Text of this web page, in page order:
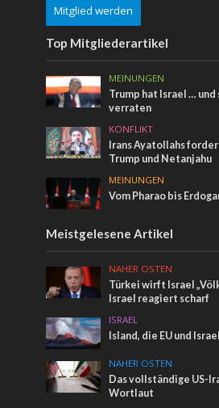
Mitglied werden
Top Mitgliederartikel
MEINUNGEN
Trump hat Israel …
verraten
KONFLIKT
Irans Ayatollahs
Trump und Netanjahu
MEINUNGEN
Vom Pharao bis
Meistgelesene Artikel
NAHER OSTEN
Türkei wirft Israel
Israel reagiert scharf
ISRAEL
Island, die EU und Israel
NAHER OSTEN
Das vollständige US-
Wortlaut